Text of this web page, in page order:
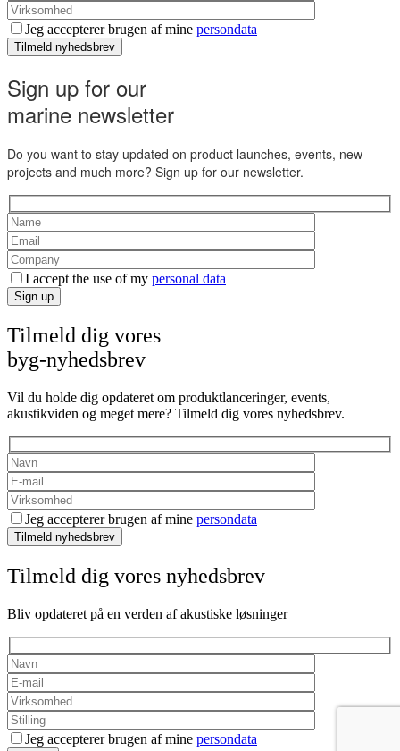
Jeg accepterer brugen af mine persondata
Tilmeld nyhedsbrev
Sign up for our
marine newsletter
Do you want to stay updated on product launches, events, new
projects and much more? Sign up for our newsletter.
I accept the use of my personal data
Sign up
Tilmeld dig vores
byg-nyhedsbrev
Vil du holde dig opdateret om produktlanceringer, events,
akustikviden og meget mere? Tilmeld dig vores nyhedsbrev.
Jeg accepterer brugen af mine persondata
Tilmeld nyhedsbrev
Tilmeld dig vores nyhedsbrev
Bliv opdateret på en verden af akustiske løsninger
Jeg accepterer brugen af mine persondata